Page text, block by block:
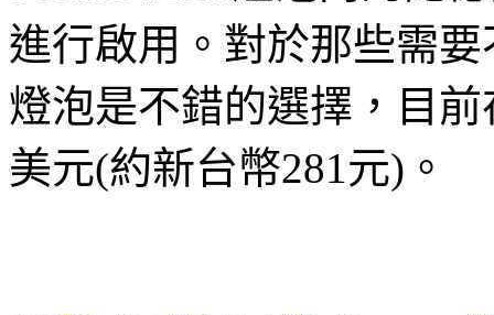
進行啟用。對於那些需
燈泡是不錯的選擇，目前
美元(約新台幣281元)。